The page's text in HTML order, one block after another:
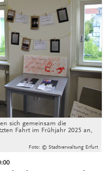
sich gemeinsam die
Fahrt im Frühjahr 2025 an,
Foto: © Stadtverwaltung Erfurt